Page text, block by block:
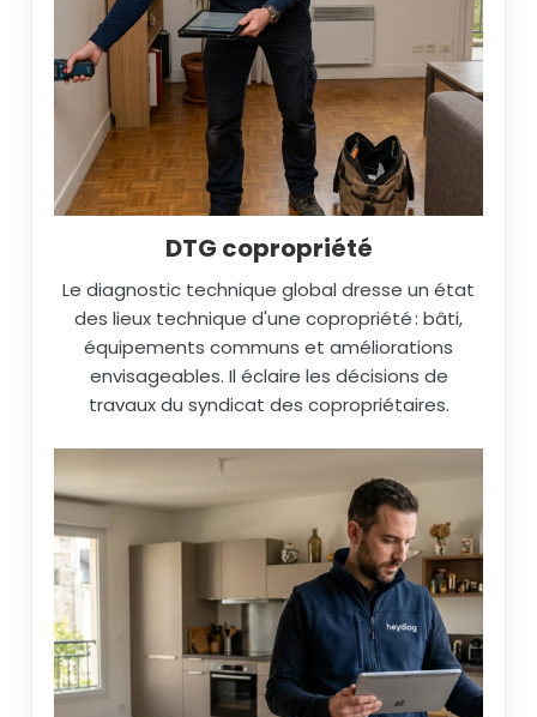
DTG copropriété
Le diagnostic technique global dresse un état
des lieux technique d'une copropriété : bâti,
équipements communs et améliorations
envisageables. Il éclaire les décisions de
travaux du syndicat des copropriétaires.